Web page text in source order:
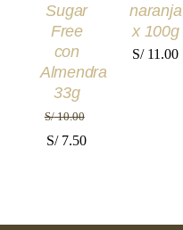
Sugar
Free
con
Almendra
33g
S/10.00
El
S/7.50El
naranja
x 100g
S/11.00